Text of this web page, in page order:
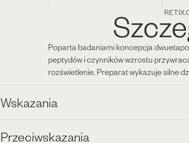
Poparta badaniami koncepcja
peptydów i czynników wzrostu
rozświetlenie. Preparat wykazuje silne
Wskazania
Przeciwskazania